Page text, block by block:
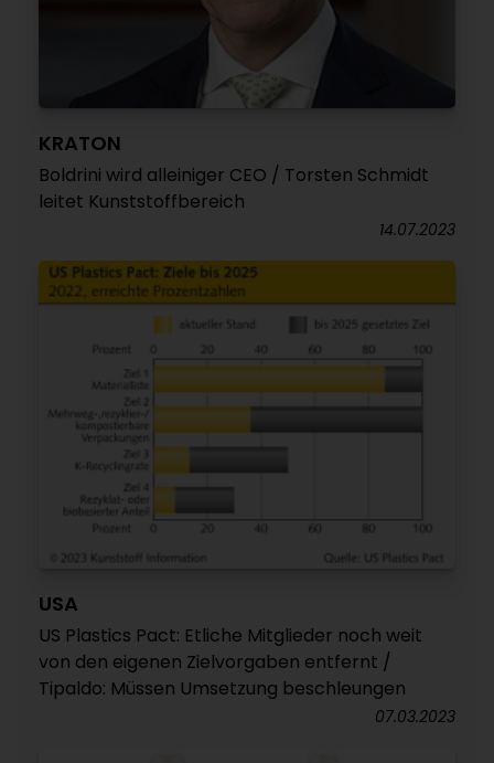
KRATON
Boldrini wird alleiniger CEO / Torsten Schmidt
leitet Kunststoffbereich
14.07.2023
USA
US Plastics Pact: Etliche Mitglieder noch weit
von den eigenen Zielvorgaben entfernt /
Tipaldo: Müssen Umsetzung beschleungen
07.03.2023